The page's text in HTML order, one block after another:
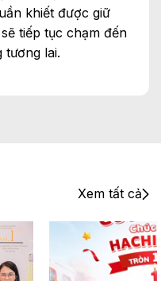
khiết được giữ
tiếp tục chạm đến
tương lai.
Xem tất cả